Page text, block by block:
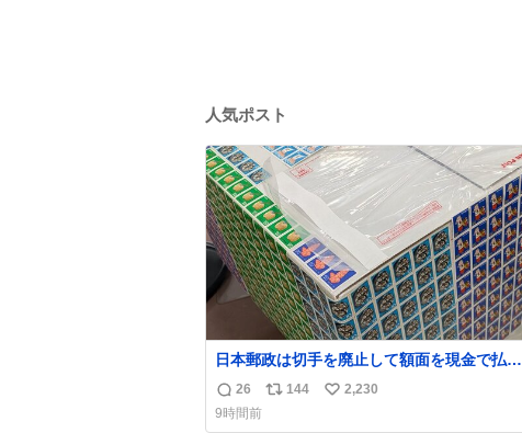
人気ポスト
日本郵政は切手を廃止して額面を現金で払い
戻せ2026 #日本郵政 @JapanPostHD_PR
返
信
26
リ
144
い
2,230
9時間前